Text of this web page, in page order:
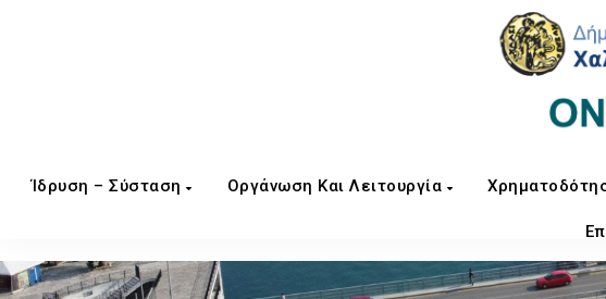
Ίδρυση – Σύσταση Οργάνωση Και Λειτουργία